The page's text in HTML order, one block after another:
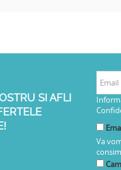
SI AFLI
Va